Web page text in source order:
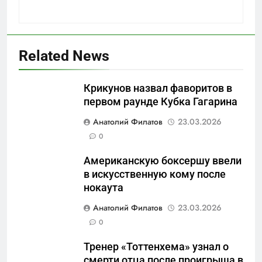
Related News
Крикунов назвал фаворитов в
первом раунде Кубка Гагарина
Анатолий Филатов
23.03.2026
0
Американскую боксершу ввели
в искусственную кому после
нокаута
Анатолий Филатов
23.03.2026
0
Тренер «Тоттенхема» узнал о
Что происходит в
военные изымают спирт «для
защиты Отечества»
САНКТ-ПЕТЕРБУРГ И ОБЛАСТЬ
«500-тонный беспилотник»
или очередная показуха? Что
САНКТ-ПЕТЕРБУРГ И ОБЛАСТЬ